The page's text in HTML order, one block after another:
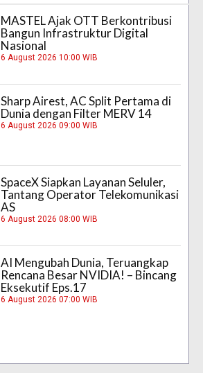
MASTEL Ajak OTT Berkontribusi
Bangun Infrastruktur Digital
Nasional
6 August 2026 10:00 WIB
Sharp Airest, AC Split Pertama di
Dunia dengan Filter MERV 14
6 August 2026 09:00 WIB
SpaceX Siapkan Layanan Seluler,
Tantang Operator Telekomunikasi
AS
6 August 2026 08:00 WIB
AI Mengubah Dunia, Teruangkap
Rencana Besar NVIDIA! – Bincang
Eksekutif Eps.17
6 August 2026 07:00 WIB